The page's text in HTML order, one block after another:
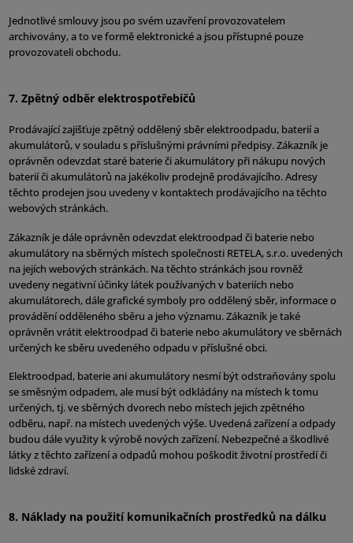
Jednotlivé smlouvy jsou po svém uzavření provozovatelem
archivovány, a to ve formě elektronické a jsou přístupné pouze
provozovateli obchodu.
7. Zpětný odběr elektrospotřebičů
Prodávající zajišťuje zpětný oddělený sběr elektroodpadu, baterií a
akumulátorů, v souladu s příslušnými právními předpisy. Zákazník je
oprávněn odevzdat staré baterie či akumulátory při nákupu nových
baterií či akumulátorů na jakékoliv prodejně prodávajícího. Adresy
těchto prodejen jsou uvedeny v kontaktech prodávajícího na těchto
webových stránkách.
Zákazník je dále oprávněn odevzdat elektroodpad či baterie nebo
akumulátory na sběrných místech společnosti RETELA, s.r.o. uvedených
na jejích webových stránkách. Na těchto stránkách jsou rovněž
uvedeny negativní účinky látek používaných v bateriích nebo
akumulátorech, dále grafické symboly pro oddělený sběr, informace o
provádění odděleného sběru a jeho významu. Zákazník je také
oprávněn vrátit elektroodpad či baterie nebo akumulátory ve sběrnách
určených ke sběru uvedeného odpadu v příslušné obci.
Elektroodpad, baterie ani akumulátory nesmí být odstraňovány spolu
se směsným odpadem, ale musí být odkládány na místech k tomu
určených, tj. ve sběrných dvorech nebo místech jejich zpětného
odběru, např. na místech uvedených výše. Uvedená zařízení a odpady
budou dále využity k výrobě nových zařízení. Nebezpečné a škodlivé
látky z těchto zařízení a odpadů mohou poškodit životní prostředí či
lidské zdraví.
8. Náklady na použití komunikačních prostředků na dálku